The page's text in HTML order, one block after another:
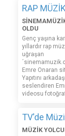
RAP
OLDU
Genç yaşına
yıllardır rap
uğraşan
Emre Onaran
Yapıtını
seslendiren
videosu
TV'de
MÜZİK